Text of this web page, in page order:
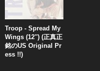
Troop - Spread My
Wings (12'') (正真正
銘のUS Original Pr
ess !!)